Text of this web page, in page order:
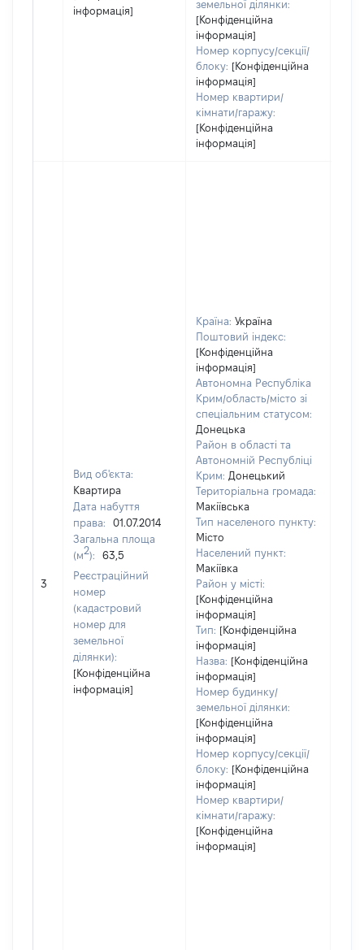
інформація]
земельної ділянки:
[Конфіденційна
інформація]
Номер корпусу/секції/
блоку: [Конфіденційна
інформація]
Номер квартири/
кімнати/гаражу:
[Конфіденційна
інформація]
3
Вид об'єкта:
Квартира
Дата набуття
права:
01.07.2014
Загальна площа
(м2):
63,5
Реєстраційний
номер
(кадастровий
номер для
земельної
ділянки):
[Конфіденційна
інформація]
Країна: Україна
Поштовий індекс:
[Конфіденційна
інформація]
Автономна Республіка
Крим/область/місто зі
спеціальним статусом:
Донецька
Район в області та
Автономній Республіці
Крим: Донецький
Територіальна громада:
Макіївська
Тип населеного пункту:
Місто
Населений пункт:
Макіївка
Район у місті:
[Конфіденційна
інформація]
Тип: [Конфіденційна
інформація]
Назва: [Конфіденційна
інформація]
Номер будинку/
земельної ділянки:
[Конфіденційна
інформація]
Номер корпусу/секції/
блоку: [Конфіденційна
інформація]
Номер квартири/
кімнати/гаражу:
[Конфіденційна
інформація]